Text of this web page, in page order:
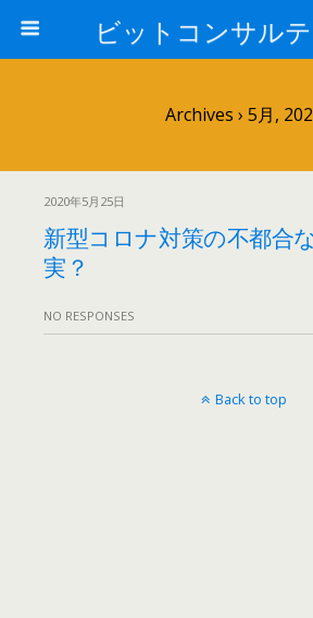
ビットコンサル
Archives › 5月,
2020年5月25日
新型コロナ対策の不都合
実？
NO RESPONSES
Back to top